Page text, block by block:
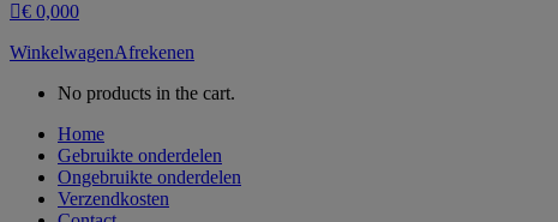
€ 0,000
WinkelwagenAfrekenen
No products in the cart.
Home
Gebruikte onderdelen
Ongebruikte onderdelen
Verzendkosten